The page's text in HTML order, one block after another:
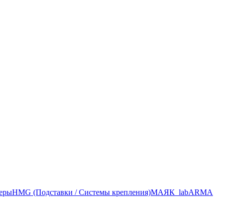
HMG (Подставки / Системы крепления)МАЯК_labARMA